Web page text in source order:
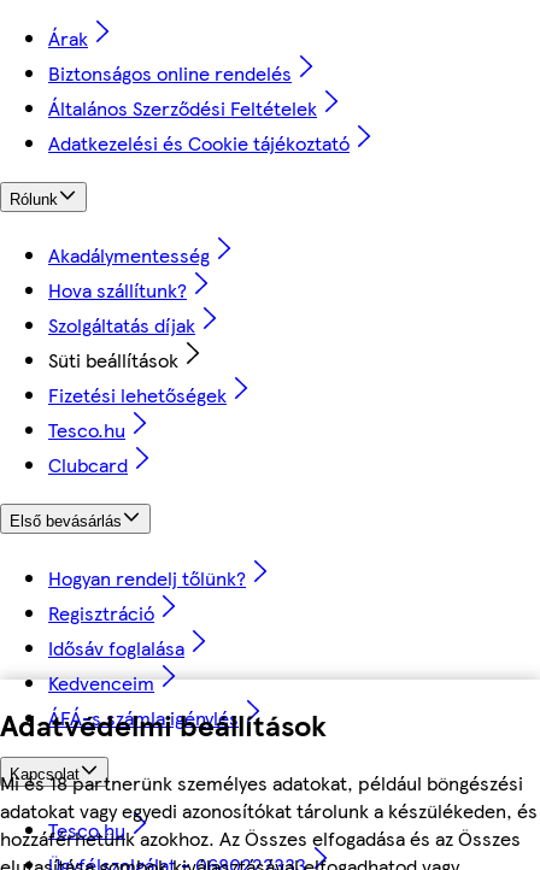
Adatvédelmi beállítások
Mi és 18 partnerünk személyes adatokat, például böngészési
adatokat vagy egyedi azonosítókat tárolunk a készülékeden, és
hozzáférhetünk azokhoz. Az Összes elfogadása és az Összes
Árak
Biztonságos online rendelés
Általános Szerződési Feltételek
Adatkezelési és Cookie tájékoztató
Rólunk
Akadálymentesség
Hova szállítunk?
Szolgáltatás díjak
Süti beállítások
Fizetési lehetőségek
Tesco.hu
Clubcard
Első bevásárlás
Hogyan rendelj tőlünk?
Regisztráció
Idősáv foglalása
Kedvenceim
ÁFÁ-s számla igénylés
Kapcsolat
Tesco.hu